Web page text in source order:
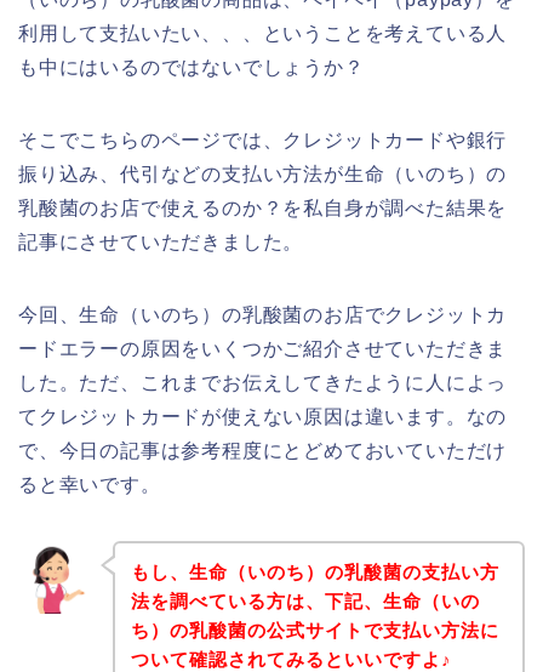
利用して支払いたい、、、ということを考えている人
も中にはいるのではないでしょうか？
そこでこちらのページでは、クレジットカードや銀行
振り込み、代引などの支払い方法が生命（いのち）の
乳酸菌のお店で使えるのか？を私自身が調べた結果を
記事にさせていただきました。
今回、生命（いのち）の乳酸菌のお店でクレジットカ
ードエラーの原因をいくつかご紹介させていただきま
した。ただ、これまでお伝えしてきたように人によっ
てクレジットカードが使えない原因は違います。なの
で、今日の記事は参考程度にとどめておいていただけ
ると幸いです。
もし、生命（いのち）の乳酸菌の支払い方
法を調べている方は、下記、生命（いの
ち）の乳酸菌の公式サイトで支払い方法に
ついて確認されてみるといいですよ♪